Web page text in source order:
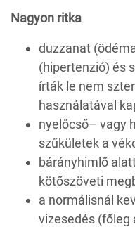
Nagyon ritka
duzzanat
(hipertenzió) és
írták le nem
használatával
nyelőcső– vagy
szűkületek a
bárányhimlő
kötőszöveti
a normálisnál
vizesedés (főleg